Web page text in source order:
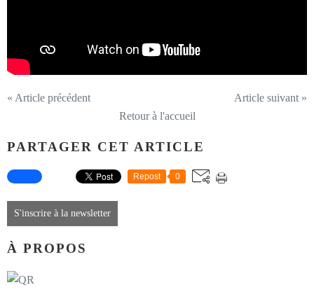
« Article précédent
Article suivant »
Retour à l'accueil
PARTAGER CET ARTICLE
Repost 0
S'inscrire à la newsletter
À PROPOS